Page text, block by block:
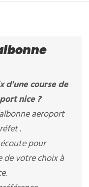
d'une course de
nice ?
aeroport
.
pour
de votre choix à